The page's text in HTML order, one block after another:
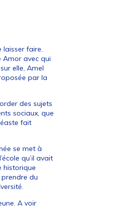
laisser faire.
Amor avec qui
elle, Amel
par la
des sujets
sociaux, que
fait
se met à
qu’il avait
historique
du
A voir